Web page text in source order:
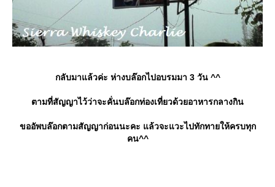
กลับมาแล้วค่ะ ห่างบล๊อกไปอบรมมา 3 วัน ^^
ตามที่สัญญาไว้ว่าจะคั่นบล๊อกท่องเที่ยวด้วยอาหารกลางกิน
ขออัพบล๊อกตามสัญญาก่อนนะคะ แล้วจะแวะไปทักทายให้ครบทุก
คน^^